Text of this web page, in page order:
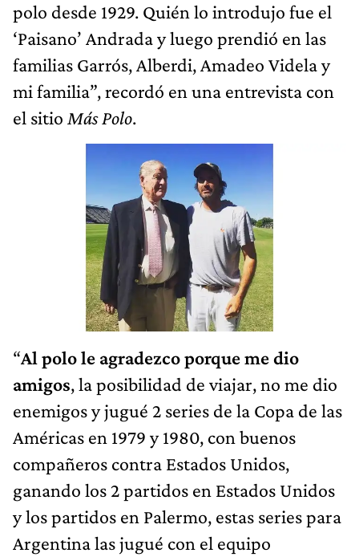
polo desde 1929. Quién lo introdujo fue el
‘Paisano’ Andrada y luego prendió en las
familias Garrós, Alberdi, Amadeo Videla y
mi familia”, recordó en una entrevista con
el sitio Más Polo.
“Al polo le agradezco porque me dio
amigos, la posibilidad de viajar, no me dio
enemigos y jugué 2 series de la Copa de las
Américas en 1979 y 1980, con buenos
compañeros contra Estados Unidos,
ganando los 2 partidos en Estados Unidos
y los partidos en Palermo, estas series para
Argentina las jugué con el equipo